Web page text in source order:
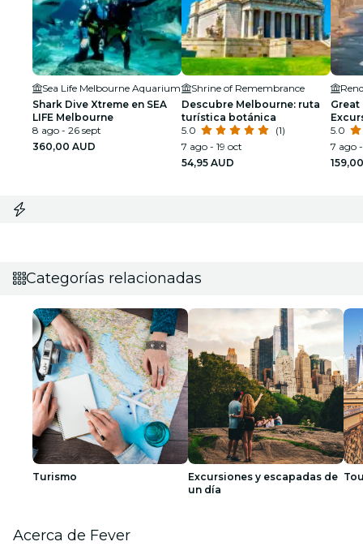
Sea Life Melbourne Aquarium
Shark Dive Xtreme en SEA
LIFE Melbourne
8 ago - 26 sept
360,00 AUD
Shrine of Remembrance
Descubre Melbourne: ruta
turística botánica
5.0
(1)
7 ago - 19 oct
54,95 AUD
Great
5.0
7 ago
Categorías relacionadas
Turismo
Excursiones y escapadas de
un día
Acerca de Fever